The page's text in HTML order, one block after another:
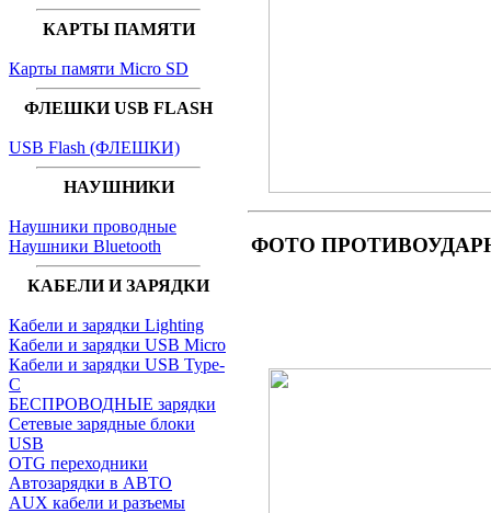
КАРТЫ ПАМЯТИ
Карты памяти Micro SD
ФЛЕШКИ USB FLASH
USB Flash (ФЛЕШКИ)
НАУШНИКИ
Наушники проводные
Наушники Bluetooth
КАБЕЛИ И ЗАРЯДКИ
Кабели и зарядки Lighting
Кабели и зарядки USB Micro
Кабели и зарядки USB Type-
C
БЕСПРОВОДНЫЕ зарядки
Сетевые зарядные блоки
USB
OTG переходники
Автозарядки в АВТО
AUX кабели и разъемы
ФОТО